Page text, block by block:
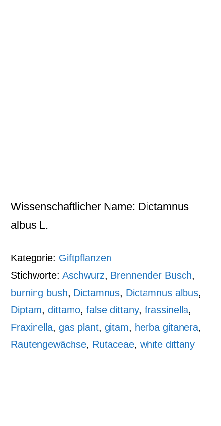
Wissenschaftlicher Name: Dictamnus
albus L.
Kategorie: Giftpflanzen
Stichworte:Aschwurz, Brennender Busch,
burning bush, Dictamnus, Dictamnus albus,
Diptam,dittamo,false dittany,frassinella,
Fraxinella,gas plant,gitam, herba gitanera,
Rautengewächse, Rutaceae,white dittany